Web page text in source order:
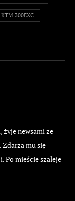
KTM 300EXC
żyje newsami ze
mu się
Po mieście szaleje